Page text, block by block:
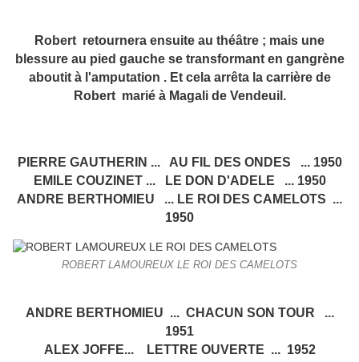
Robert retournera ensuite au théâtre ; mais une
blessure au pied gauche se transformant en gangrène
aboutit à l'amputation . Et cela arrêta la carrière de
Robert marié à Magali de Vendeuil.
PIERRE GAUTHERIN ... AU FIL DES ONDES ... 1950
EMILE COUZINET ... LE DON D'ADELE ... 1950
ANDRE BERTHOMIEU ... LE ROI DES CAMELOTS ...
1950
ROBERT LAMOUREUX LE ROI DES CAMELOTS
ANDRE BERTHOMIEU ... CHACUN SON TOUR ...
1951
ALEX JOFFE... LETTRE OUVERTE ... 1952